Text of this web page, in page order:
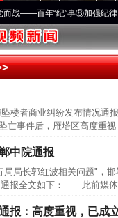
年“纪”事⑧加强纪律..·[视频]
楼者商业纠纷发布情况
亡事件后，雁塔区高度重
中院通报
长郭红波相关问题"，邯
报全文如下： 此前媒体
报：高度重视，已成